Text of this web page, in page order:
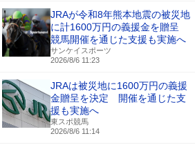
JRAが令和8年熊本地震の被災地
に計1600万円の義援金を贈呈
競馬開催を通じた支援も実施へ
サンケイスポーツ
2026/8/6 11:23
JRAは被災地に1600万円の義援
金贈呈を決定 開催を通じた支
援も実施へ
東スポ競馬
2026/8/6 11:14